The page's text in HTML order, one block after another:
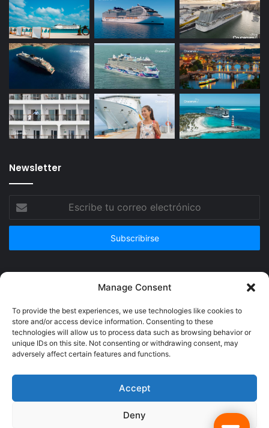
Manage Consent
To provide the best experiences, we use technologies like cookies to
store and/or access device information. Consenting to these
technologies will allow us to process data such as browsing behavior or
unique IDs on this site. Not consenting or withdrawing consent, may
adversely affect certain features and functions.
Accept
Deny
Newsletter
correo
© Copyright 2026, Todos los derechos reservados @Crucerum |